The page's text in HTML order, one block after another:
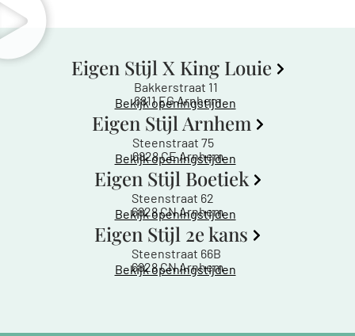
Eigen Stijl X King Louie
Bakkerstraat 11
6811 EG Arnhem
Bekijk openingstijden
Eigen Stijl Arnhem
Steenstraat 75
6828 CE Arnhem
Bekijk openingstijden
Eigen Stijl Boetiek
Steenstraat 62
6828 CN Arnhem
Bekijk openingstijden
Eigen Stijl 2e kans
Steenstraat 66B
6828 CN Arnhem
Bekijk openingstijden